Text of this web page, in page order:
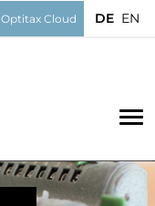
Optitax Cloud DE EN